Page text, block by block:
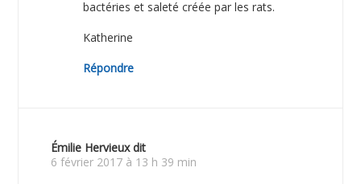
bactéries et saleté créée par les rats.
Katherine
Répondre
Émilie Hervieux dit
6 février 2017 à 13 h 39 min